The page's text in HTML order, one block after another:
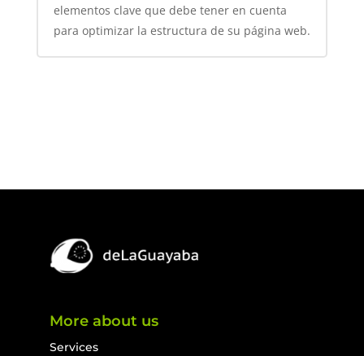
elementos clave que debe tener en cuenta
para optimizar la estructura de su página web.
More about us
Services